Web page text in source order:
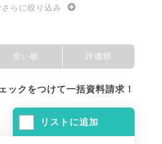
らに絞り込み
安い順 評価順
ックをつけて一括資料請求！
リストに追加